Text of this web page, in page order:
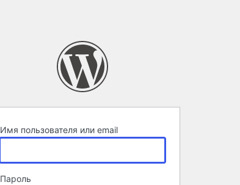
Имя пользователя или email
Пароль